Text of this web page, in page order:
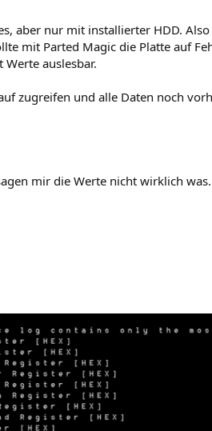
aber nur mit installierter HDD.
mit Parted Magic die Platte auf
auslesbar.
zugreifen und alle Daten noch
mir die Werte nicht wirklich was.